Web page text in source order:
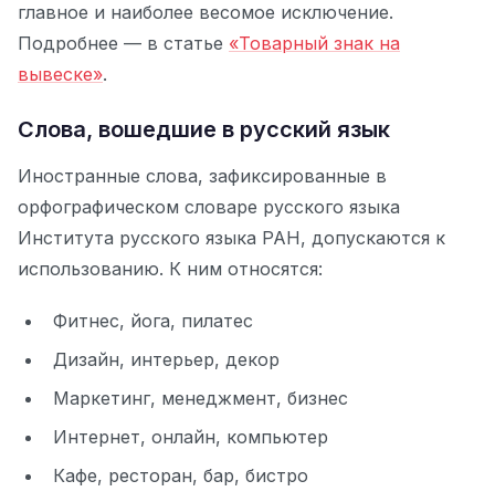
главное и наиболее весомое исключение.
Подробнее — в статье «Товарный знак на
вывеске».
Слова, вошедшие в русский язык
Иностранные слова, зафиксированные в
орфографическом словаре русского языка
Института русского языка РАН, допускаются к
использованию. К ним относятся:
Фитнес, йога, пилатес
Дизайн, интерьер, декор
Маркетинг, менеджмент, бизнес
Интернет, онлайн, компьютер
Кафе, ресторан, бар, бистро